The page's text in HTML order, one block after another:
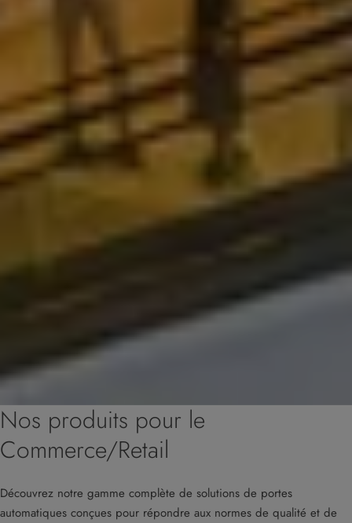
Nos produits pour le
Commerce/Retail
Découvrez notre gamme complète de solutions de portes
automatiques conçues pour répondre aux normes de qualité et de